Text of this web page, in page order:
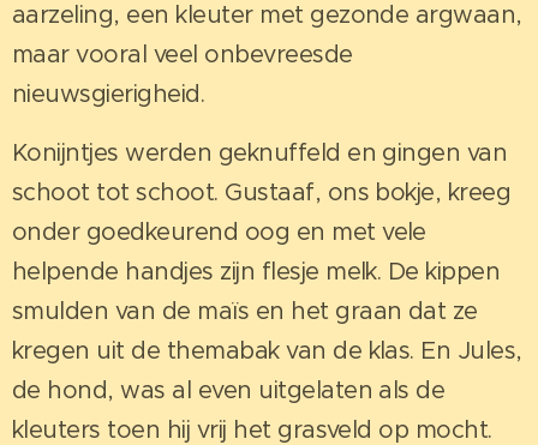
aarzeling, een kleuter met gezonde argwaan,
maar vooral veel onbevreesde
nieuwsgierigheid.
Konijntjes werden geknuffeld en gingen van
schoot tot schoot. Gustaaf, ons bokje, kreeg
onder goedkeurend oog en met vele
helpende handjes zijn flesje melk. De kippen
smulden van de maïs en het graan dat ze
kregen uit de themabak van de klas. En Jules,
de hond, was al even uitgelaten als de
kleuters toen hij vrij het grasveld op mocht.